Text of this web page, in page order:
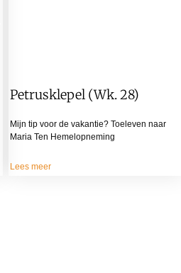
Petrusklepel (wk. 28)
Mijn tip voor de vakantie? Toeleven naar
Maria Ten Hemelopneming
Lees meer